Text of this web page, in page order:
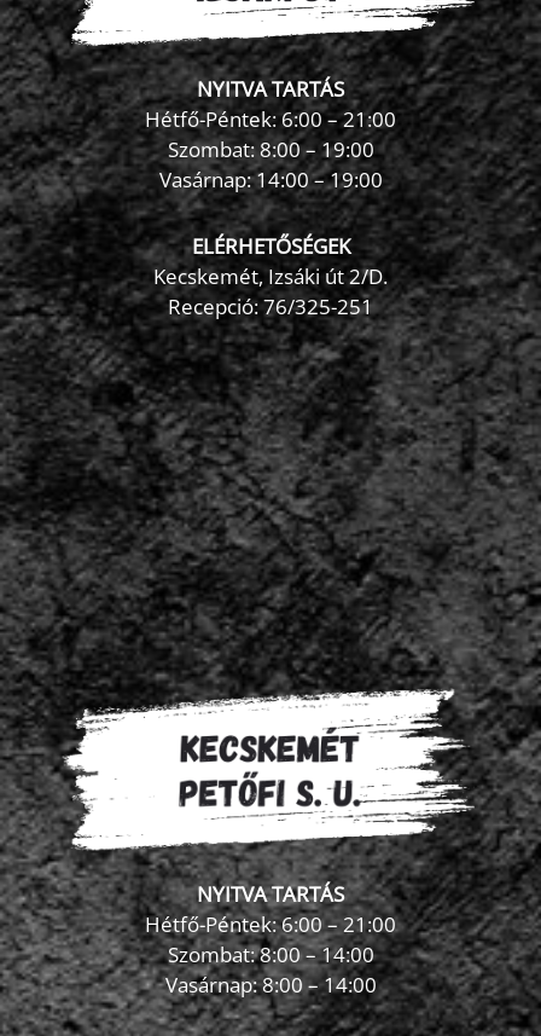
NYITVA TARTÁS
Hétfő-Péntek: 6:00 – 21:00
Szombat: 8:00 – 19:00
Vasárnap: 14:00 – 19:00
ELÉRHETŐSÉGEK
Kecskemét, Izsáki út 2/D.
Recepció:76/325-251
NYITVA TARTÁS
Hétfő-Péntek: 6:00 – 21:00
Szombat: 8:00 – 14:00
Vasárnap: 8:00 – 14:00